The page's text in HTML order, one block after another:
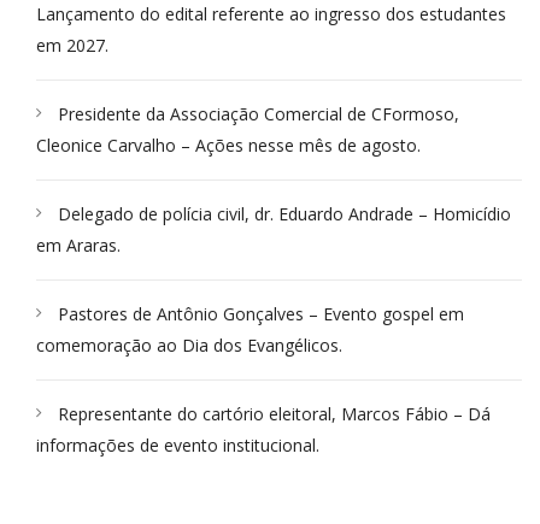
Lançamento do edital referente ao ingresso dos estudantes
em 2027.
Presidente da Associação Comercial de CFormoso,
Cleonice Carvalho – Ações nesse mês de agosto.
Delegado de polícia civil, dr. Eduardo Andrade – Homicídio
em Araras.
Pastores de Antônio Gonçalves – Evento gospel em
comemoração ao Dia dos Evangélicos.
Representante do cartório eleitoral, Marcos Fábio – Dá
informações de evento institucional.